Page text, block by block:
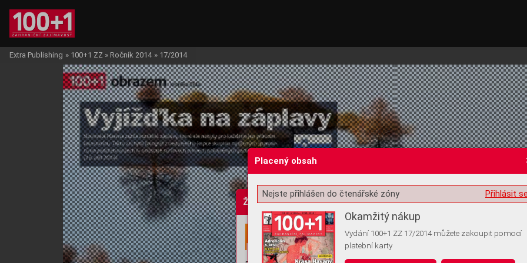
Žádost o souhlas s ukládáním volitelných informací
Extra Publishing » 100+1 ZZ » Ročník 2014 » 17/2014
Placený obsah
Přihlásit
Nejste přihlášen do čtenářské zóny
Okamžitý nákup
Vydání 100+1 ZZ 17/2014 můžete zakoupit pomocí
platební karty